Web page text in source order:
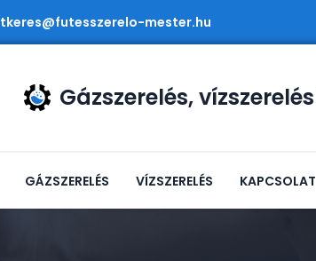
mester.hu
Gázszerelés, vízszerelés
GÁZSZERELÉS VÍZSZERELÉS KAPCSOLAT